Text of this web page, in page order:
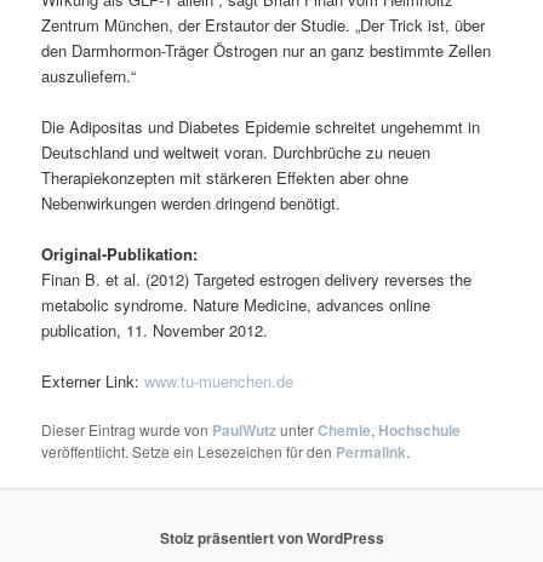
Zentrum München, der Erstautor der Studie. „Der Trick ist, über
den Darmhormon-Träger Östrogen nur an ganz bestimmte Zellen
auszuliefern.“
Die Adipositas und Diabetes Epidemie schreitet ungehemmt in
Deutschland und weltweit voran. Durchbrüche zu neuen
Therapiekonzepten mit stärkeren Effekten aber ohne
Nebenwirkungen werden dringend benötigt.
Original-Publikation:
Finan B. et al. (2012) Targeted estrogen delivery reverses the
metabolic syndrome. Nature Medicine, advances online
publication, 11. November 2012.
Externer Link:www.tu-muenchen.de
Dieser Eintrag wurde von PaulWutzunterChemie, Hochschule
veröffentlicht. Setze ein Lesezeichen für den Permalink.
Stolz präsentiert von WordPress